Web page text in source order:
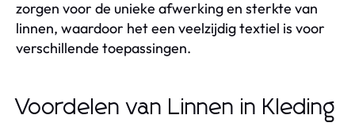
zorgen voor de unieke afwerking en sterkte van
linnen, waardoor het een veelzijdig textiel is voor
verschillende toepassingen.
Voordelen van Linnen in Kleding